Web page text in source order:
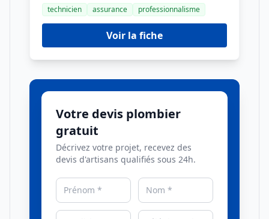
technicien
assurance professionnalisme
Voir la fiche
Votre devis plombier
gratuit
Décrivez votre projet, recevez des
devis d'artisans qualifiés sous 24h.